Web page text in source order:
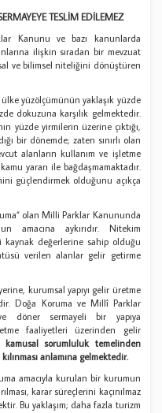
TESLİM EDİLEMEZ
Kanunu ve bazı kanunlarda
ilişkin sıradan bir mevzuat
ve bilimsel niteliğini dönüştüren
yüzölçümünün yaklaşık yüzde
dokuzuna karşılık gelmektedir.
yüzde yirmilerin üzerine çıktığı,
bir dönemde; zaten sınırlı olan
alanların kullanım ve işletme
yararı ile bağdaşmamaktadır.
güçlendirmek olduğunu açıkça
olan Milli Parklar Kanununda
amacına aykırıdır. Nitekim
değerlerine sahip olduğu
verilen alanlar gelir getirme
kurumsal yapıyı gelir üretme
Doğa Koruma ve Millî Parklar
döner sermayeli bir yapıya
faaliyetleri üzerinden gelir
kamusal sorumluluk temelinden
anlamına gelmektedir.
amacıyla kurulan bir kurumun
karar süreçlerini kaçınılmaz
Bu yaklaşım; daha fazla turizm